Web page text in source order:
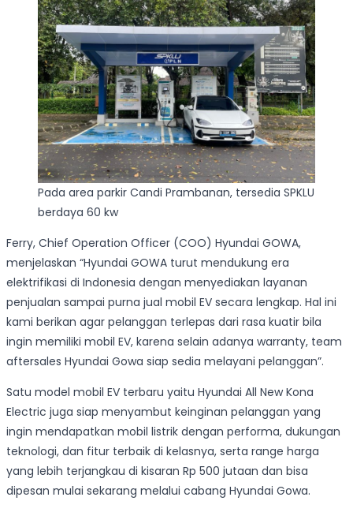
Pada area parkir Candi Prambanan, tersedia SPKLU
berdaya 60 kw
Ferry, Chief Operation Officer (COO) Hyundai GOWA,
menjelaskan “Hyundai GOWA turut mendukung era
elektrifikasi di Indonesia dengan menyediakan layanan
penjualan sampai purna jual mobil EV secara lengkap. Hal ini
kami berikan agar pelanggan terlepas dari rasa kuatir bila
ingin memiliki mobil EV, karena selain adanya warranty, team
aftersales Hyundai Gowa siap sedia melayani pelanggan”.
Satu model mobil EV terbaru yaitu Hyundai All New Kona
Electric juga siap menyambut keinginan pelanggan yang
ingin mendapatkan mobil listrik dengan performa, dukungan
teknologi, dan fitur terbaik di kelasnya, serta range harga
yang lebih terjangkau di kisaran Rp 500 jutaan dan bisa
dipesan mulai sekarang melalui cabang Hyundai Gowa.